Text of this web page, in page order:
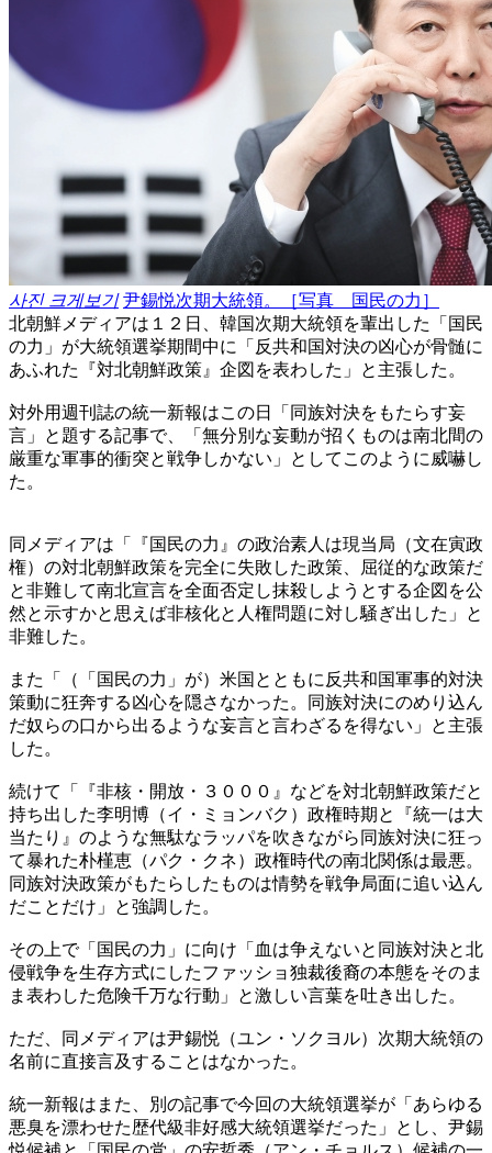
사진 크게보기 尹錫悦次期大統領。［写真 国民の力］
北朝鮮メディアは１２日、韓国次期大統領を輩出した「国民
の力」が大統領選挙期間中に「反共和国対決の凶心が骨髄に
あふれた『対北朝鮮政策』企図を表わした」と主張した。
対外用週刊誌の統一新報はこの日「同族対決をもたらす妄
言」と題する記事で、「無分別な妄動が招くものは南北間の
厳重な軍事的衝突と戦争しかない」としてこのように威嚇し
た。
同メディアは「『国民の力』の政治素人は現当局（文在寅政
権）の対北朝鮮政策を完全に失敗した政策、屈従的な政策だ
と非難して南北宣言を全面否定し抹殺しようとする企図を公
然と示すかと思えば非核化と人権問題に対し騒ぎ出した」と
非難した。
また「（「国民の力」が）米国とともに反共和国軍事的対決
策動に狂奔する凶心を隠さなかった。同族対決にのめり込ん
だ奴らの口から出るような妄言と言わざるを得ない」と主張
した。
続けて「『非核・開放・３０００』などを対北朝鮮政策だと
持ち出した李明博（イ・ミョンバク）政権時期と『統一は大
当たり』のような無駄なラッパを吹きながら同族対決に狂っ
て暴れた朴槿恵（パク・クネ）政権時代の南北関係は最悪。
同族対決政策がもたらしたものは情勢を戦争局面に追い込ん
だことだけ」と強調した。
その上で「国民の力」に向け「血は争えないと同族対決と北
侵戦争を生存方式にしたファッショ独裁後裔の本態をそのま
ま表わした危険千万な行動」と激しい言葉を吐き出した。
ただ、同メディアは尹錫悦（ユン・ソクヨル）次期大統領の
名前に直接言及することはなかった。
統一新報はまた、別の記事で今回の大統領選挙が「あらゆる
悪臭を漂わせた歴代級非好感大統領選挙だった」とし、尹錫